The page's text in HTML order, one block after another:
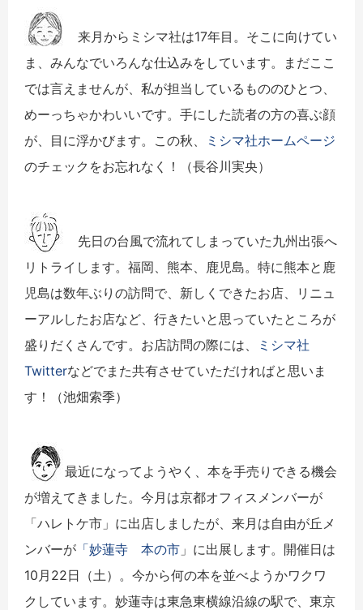
来月からミシマ社は17年目。そこに向けてい
ま、 みんなでいろんな仕込みをしています。
まだここ
では言えませんが、私が担当しているもののひとつ、
めーっちゃかわいいです。 手にした読者の方の喜ぶ顔
が、目に浮かびます。この秋、
ミシマ社ホームページ
のチェックをお忘れなく！（長谷川実央）
先日の台風で流れてしまっていた九州出張へ
リトライします。福岡、熊本、鹿児島。特に熊本と鹿
児島は数年ぶりの訪問で、新しくできたお店、リニュ
ーアルしたお店など、行きたいと思っていたところが
盛りだくさんです。お店訪問の際には、
ミシマ社
Twitterなどでまた共有させていただければと思いま
す！（池畑索季）
最近になってようやく、本を手売りできる機会
が増えてきました。今月は京都オフィスメンバーが
「ハレトケ市」に出店しましたが、来月は自由が丘メ
ンバーが 「妙蓮寺 本の市 」に出展します。開催日は
10月22日（土）。今から何の本を並べようかワクワ
クしています。妙蓮寺は東急東横線沿線の駅で、東京